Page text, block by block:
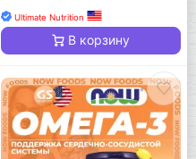
Ultimate Nutrition
В корзину